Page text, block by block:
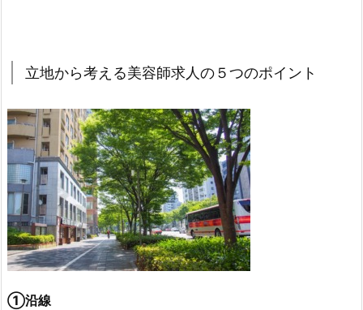
立地から考える美容師求人の５つのポイント
①沿線